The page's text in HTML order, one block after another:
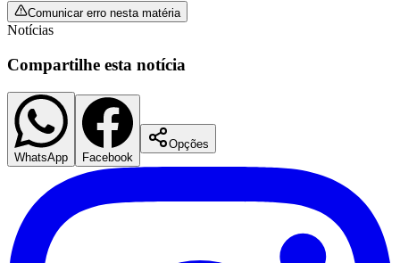
Comunicar erro nesta matéria
Notícias
Compartilhe esta notícia
WhatsApp Facebook
Opções